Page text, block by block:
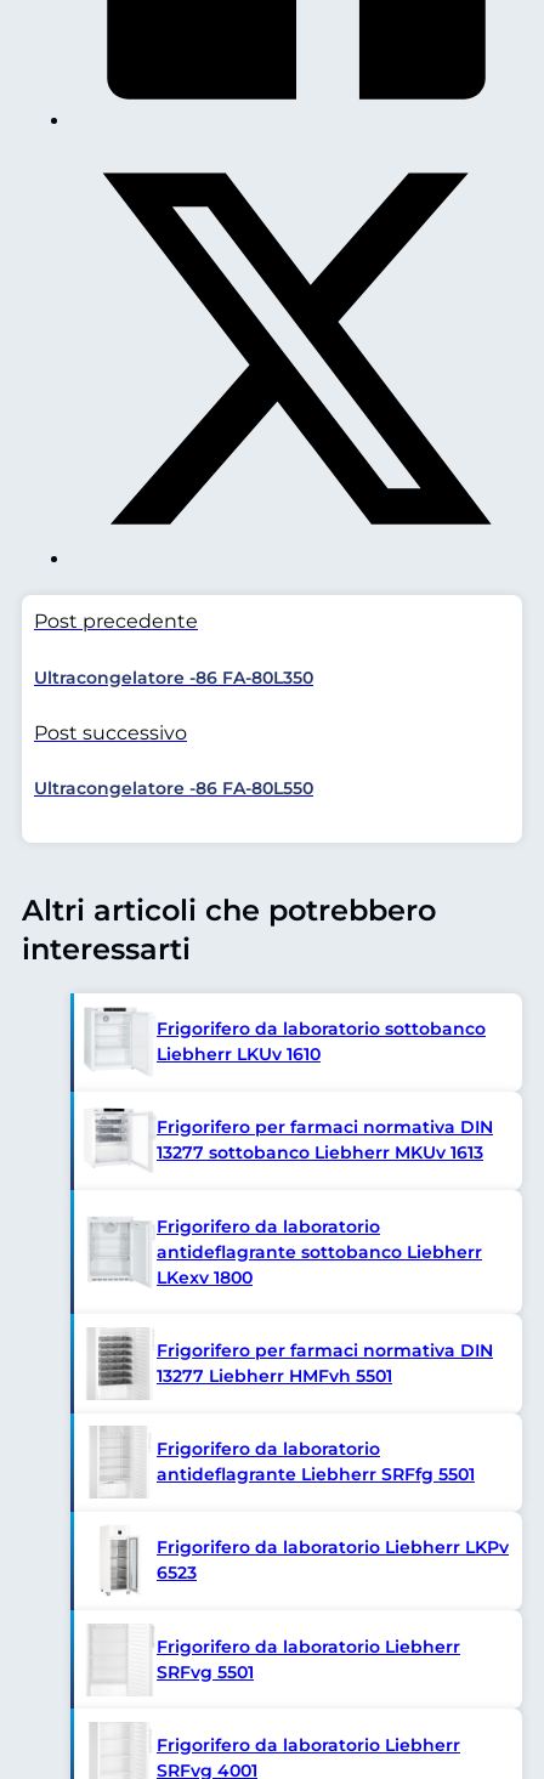
Post precedente
Ultracongelatore -86 FA-80L350
Post successivo
Ultracongelatore -86 FA-80L550
Altri articoli che potrebbero
interessarti
Frigorifero da laboratorio sottobanco
Liebherr LKUv 1610
Frigorifero per farmaci normativa DIN
13277 sottobanco Liebherr MKUv 1613
Frigorifero da laboratorio
antideflagrante sottobanco Liebherr
LKexv 1800
Frigorifero per farmaci normativa DIN
13277 Liebherr HMFvh 5501
Frigorifero da laboratorio
antideflagrante Liebherr SRFfg 5501
Frigorifero da laboratorio Liebherr LKPv
6523
Frigorifero da laboratorio Liebherr
SRFvg 5501
Frigorifero da laboratorio Liebherr
SRFvg 4001